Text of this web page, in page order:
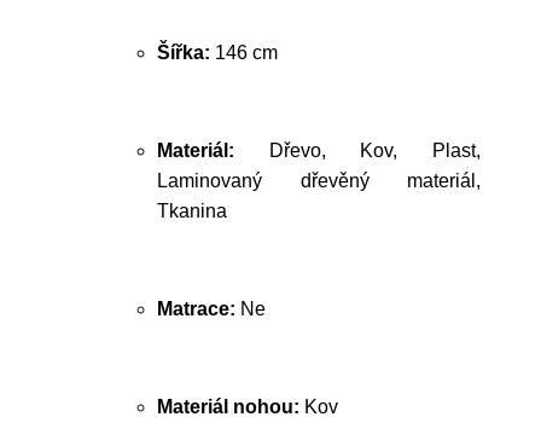
Šířka: 146 cm
Materiál: Dřevo, Kov, Plast,
Laminovaný dřevěný materiál,
Tkanina
Matrace: Ne
Materiál nohou: Kov